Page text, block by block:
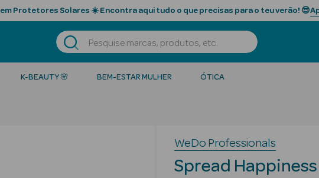
em Protetores Solares ☀️ Encontra aqui tudo o que precisas para o teu verão! 😎
K-BEAUTY 🌸 BEM-ESTAR MULHER ÓTICA
WeDo Professionals
Spread